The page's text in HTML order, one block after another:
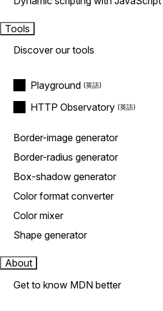
Tools
Discover our tools
Playground
HTTP Observatory
Border-image generator
Border-radius generator
Box-shadow generator
Color format converter
Color mixer
Shape generator
About
Get to know MDN better